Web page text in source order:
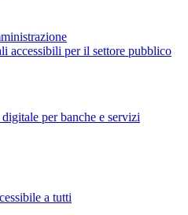
accessibili per il settore pubblico
per banche e servizi
a tutti